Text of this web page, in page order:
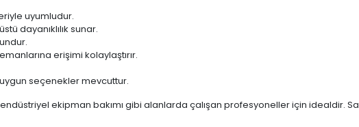
uyumludur.
dayanıklılık sunar.
erişimi kolaylaştırır.
seçenekler mevcuttur.
ekipman bakımı gibi alanlarda çalışan profesyoneller için idealdir.